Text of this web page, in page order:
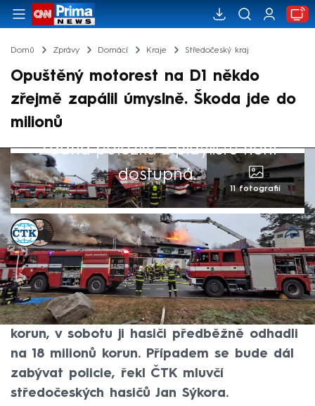
Domů Zprávy Domácí Kraje Středočeský kraj
Opuštěný motorest na D1 někdo
zřejmě zapálil úmyslně. Škoda jde do
milionů
Žádná položka z playlistu není
dostupná.
11 fotografií
ČTK,Marek Pausz
Akt. 1. bře 2025, 21:36• 1. bře 2025, 08:56
Příčinou sobotního požáru opuštěného
motorestu u D1 bylo zřejmě úmyslné
zapálení. Upřesněná škoda činí 16 milionů
korun, v sobotu ji hasiči předběžně odhadli
na 18 milionů korun. Případem se bude dál
zabývat policie, řekl ČTK mluvčí
středočeských hasičů Jan Sýkora.